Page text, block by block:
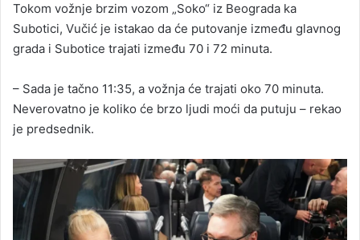
Tokom vožnje brzim vozom „Soko“ iz Beograda ka
Subotici, Vučić je istakao da će putovanje između glavnog
grada i Subotice trajati između 70 i 72 minuta.
– Sada je tačno 11:35, a vožnja će trajati oko 70 minuta.
Neverovatno je koliko će brzo ljudi moći da putuju – rekao
je predsednik.